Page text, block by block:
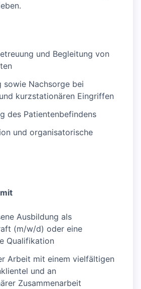
und Begleitung von
sowie Nachsorge bei
kurzstationären Eingriffen
des Patientenbefindens
und organisatorische
Ausbildung als
(m/w/d) oder eine
Qualifikation
Arbeit mit einem vielfältigen
und an
Zusammenarbeit